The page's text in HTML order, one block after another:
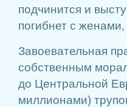
подчинится и
погибнет с
Завоевательная
собственным
до Центральной
миллионами)